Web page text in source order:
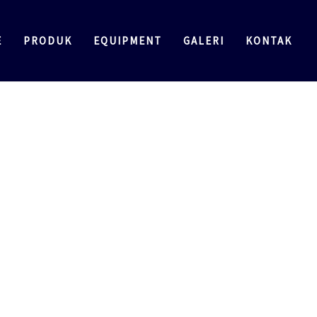
PRODUK EQUIPMENT GALERI KONTAK